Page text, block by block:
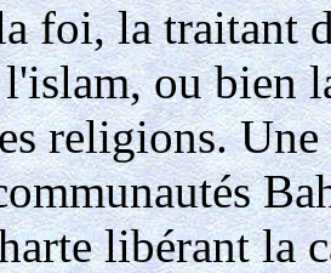
foi, la traitant
ou bien
religions.
libérant la